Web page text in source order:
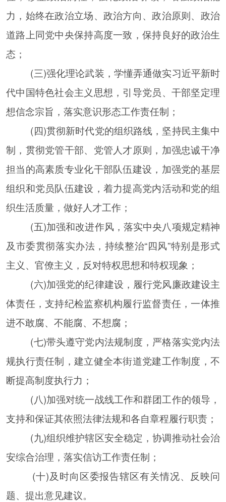
力，始终在政治立场、政治方向、政治原则、政治
道路上同党中央保持高度一致，保持良好的政治生
态；
(三)强化理论武装，学懂弄通做实习近平新时
代中国特色社会主义思想，引导党员、干部坚定理
想信念宗旨，落实意识形态工作责任制；
(四)贯彻新时代党的组织路线，坚持民主集中
制，贯彻党管干部、党管人才原则，加强忠诚干净
担当的高素质专业化干部队伍建设，加强党的基层
组织和党员队伍建设，着力提高党内活动和党的组
织生活质量，做好人才工作；
(五)加强和改进作风，落实中央八项规定精神
及市委贯彻落实办法，持续整治“四风”特别是形式
主义、官僚主义，反对特权思想和特权现象；
(六)加强党的纪律建设，履行党风廉政建设主
体责任，支持纪检监察机构履行监督责任，一体推
进不敢腐、不能腐、不想腐；
(七)带头遵守党内法规制度，严格落实党内法
规执行责任制，建立健全本街道党建工作制度，不
断提高制度执行力；
(八)加强对统一战线工作和群团工作的领导，
支持和保证其依照法律法规和各自章程履行职责；
(九)组织维护辖区安全稳定，协调推动社会治
安综合治理，落实信访工作责任制；
(十)及时向区委报告辖区有关情况、反映问
题、提出意见建议。